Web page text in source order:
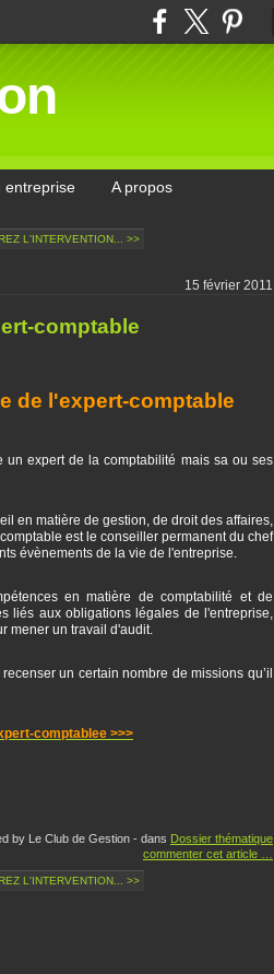
entreprise A propos
L'INTERVENTION... >>
15 février 2011
comptable
de l'expert-comptable
un expert de la comptabilité mais sa ou ses
en matière de gestion, de droit des affaires,
est le conseiller permanent du chef
évènements de la vie de l'entreprise.
en matière de comptabilité et de
liés aux obligations légales de l'entreprise,
mener un travail d'audit.
un certain nombre de missions qu’il
comptablee >>>
by Le Club de Gestion - dans Dossier thématique
commenter cet article
L'INTERVENTION... >>